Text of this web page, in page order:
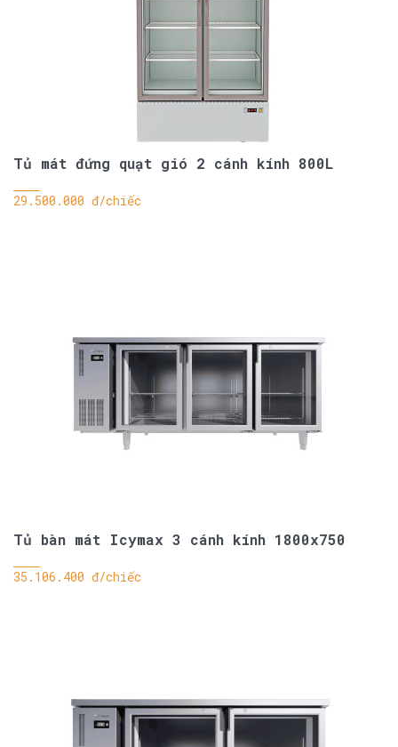
Tủ mát đứng quạt gió 2 cánh kính 800L
29.500.000 đ/chiếc
Tủ bàn mát Icymax 3 cánh kính 1800x750
35.106.400 đ/chiếc